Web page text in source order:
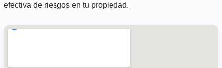
efectiva de riesgos en tu propiedad.